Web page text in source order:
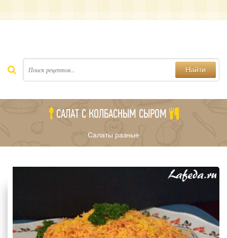
Найти
САЛАТ С КОЛБАСНЫМ СЫРОМ
Салаты разные